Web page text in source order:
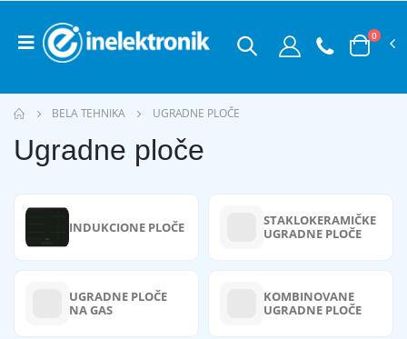
0
BELA TEHNIKA UGRADNE PLOČE
Ugradne ploče
INDUKCIONE PLOČE
STAKLOKERAMIČKE
UGRADNE PLOČE
UGRADNE PLOČE
NA GAS
KOMBINOVANE
UGRADNE PLOČE